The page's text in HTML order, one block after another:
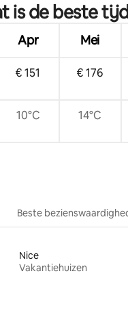
is de beste
Apr Mei
€ 151 € 176
10°C 14°C
Beste
Nice
Vakantiehuizen